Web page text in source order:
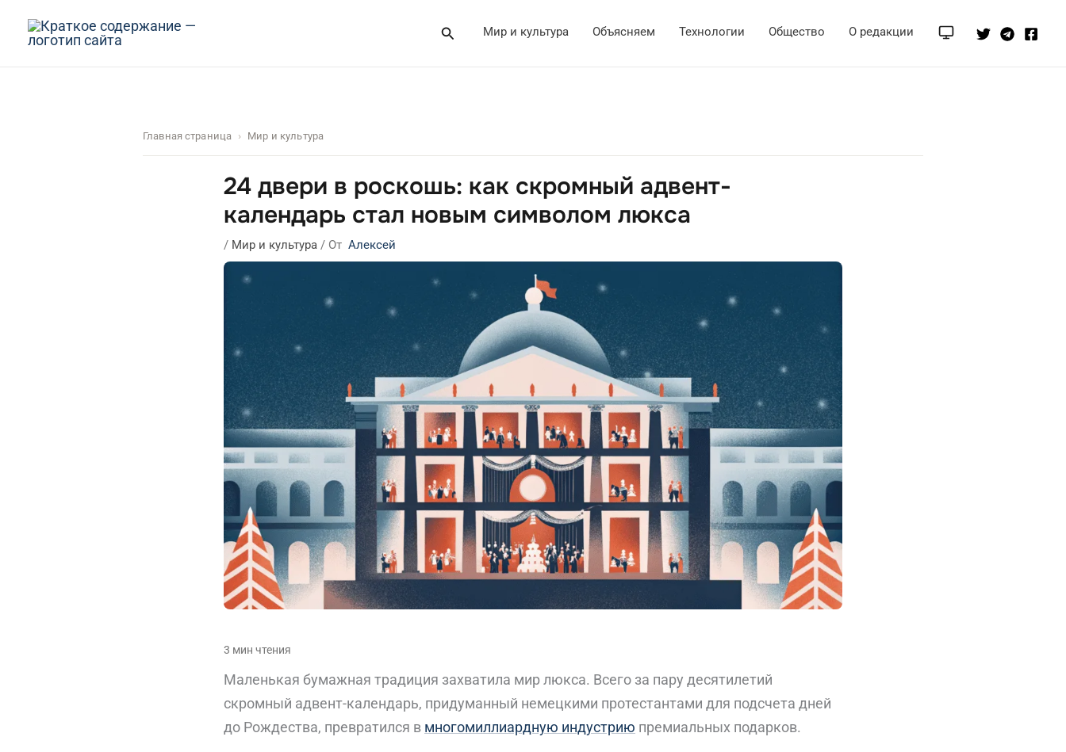
Поиск Мир и культура Объясняем Технологии Общество О редакции
Главная страница Мир и культура
24 двери в роскошь: как скромный адвент-
календарь стал новым символом люкса
/ Мир и культура / От Алексей
Маленькая бумажная традиция захватила мир люкса. Всего за пару десятилетий
скромный адвент-календарь, придуманный немецкими протестантами для подсчета дней
до Рождества, превратился в многомиллиардную индустрию премиальных подарков.